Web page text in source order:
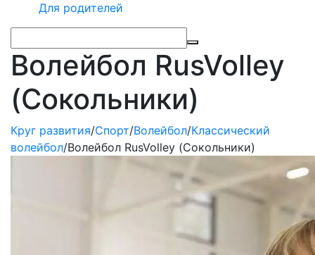
Для родителей
Волейбол RusVolley
(Сокольники)
Круг развития/Спорт/Волейбол/Классический
волейбол/Волейбол RusVolley (Сокольники)